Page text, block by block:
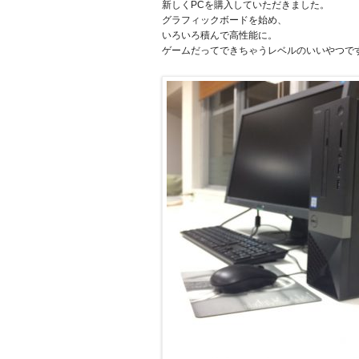
新しくPCを購入していただきました。
グラフィックボードを始め、
いろいろ積んで高性能に。
ゲームだってできちゃうレベルのいいやつで